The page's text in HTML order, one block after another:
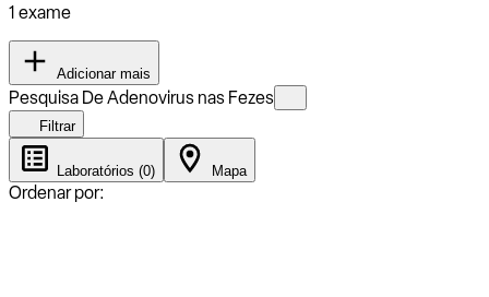
1 exame
Adicionar mais
Pesquisa De Adenovirus nas Fezes
Filtrar
Laboratórios (0) Mapa
Ordenar por: